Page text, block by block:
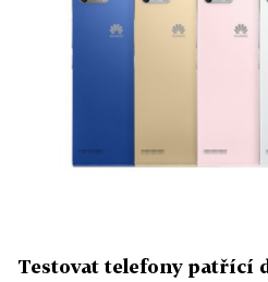
Testovat telefony patřící